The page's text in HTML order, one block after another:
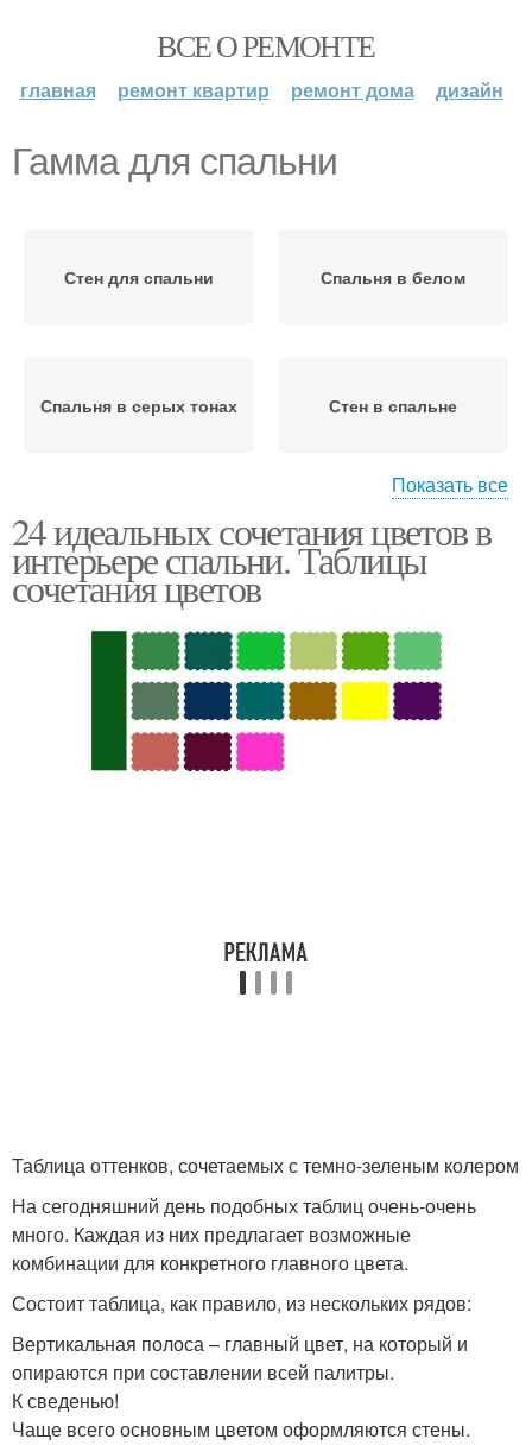
ВСЕ О РЕМОНТЕ
главная ремонт квартир ремонт дома дизайн
Гамма для спальни
Стен для спальни Спальня в белом
Спальня в серых тонах Стен в спальне
Цветовая гамма
Показать все
24 идеальных сочетания цветов в
интерьере спальни. Таблицы
сочетания цветов
Таблица оттенков, сочетаемых с темно-зеленым колером
На сегодняшний день подобных таблиц очень-очень
много. Каждая из них предлагает возможные
комбинации для конкретного главного цвета.
Состоит таблица, как правило, из нескольких рядов:
Вертикальная полоса – главный цвет, на который и
опираются при составлении всей палитры.
К сведенью!
Чаще всего основным цветом оформляются стены.